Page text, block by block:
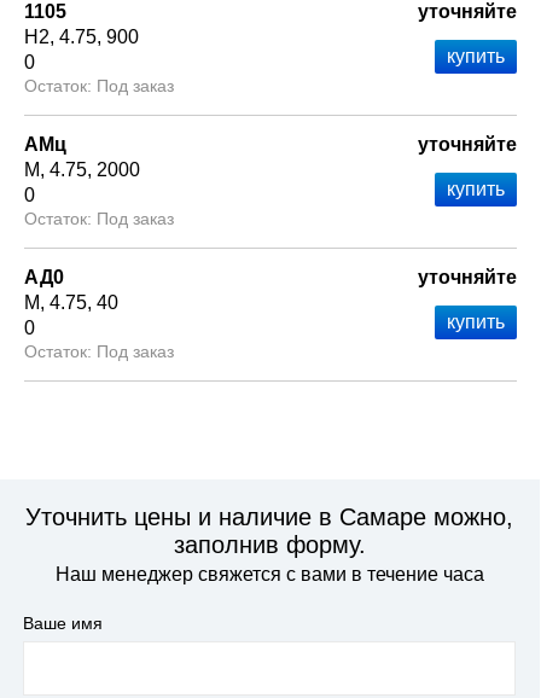
1105
Н2 4.75 900
0
Под заказ
уточняйте
АМц
М 4.75 2000
0
Под заказ
уточняйте
АД0
М 4.75 40
0
Под заказ
уточняйте
Уточнить цены и наличие в Самаре можно,
заполнив форму.
Наш менеджер свяжется с вами в течение часа
Ваше имя